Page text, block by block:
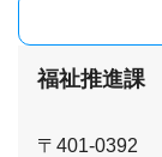
福祉推進課
〒401-0392